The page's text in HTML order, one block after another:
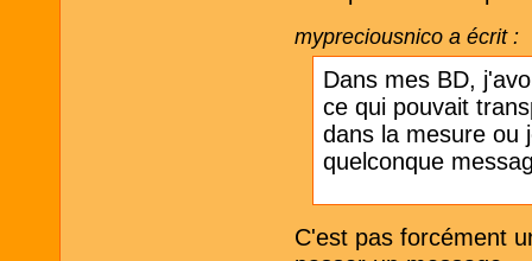
mypreciousnico a écrit :
Dans mes BD,
ce qui pouvait
dans la mesure ou
quelconque
C'est pas forcément